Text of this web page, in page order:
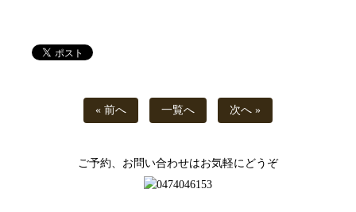
« 前へ 一覧へ 次へ »
ご予約、お問い合わせはお気軽にどうぞ